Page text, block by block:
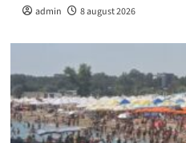
admin 8 august 2026